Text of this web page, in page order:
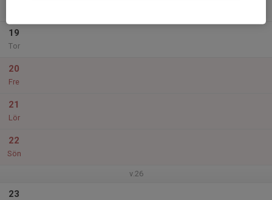
19
Tor
20
Fre
21
Lör
22
Sön
v.26
23